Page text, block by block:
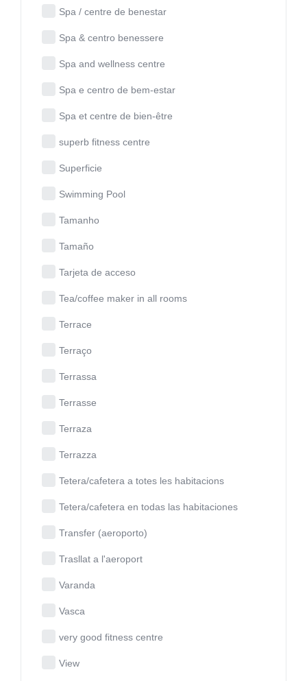
Spa / centre de benestar
Spa & centro benessere
Spa and wellness centre
Spa e centro de bem-estar
Spa et centre de bien-être
superb fitness centre
Superficie
Swimming Pool
Tamanho
Tamaño
Tarjeta de acceso
Tea/coffee maker in all rooms
Terrace
Terraço
Terrassa
Terrasse
Terraza
Terrazza
Tetera/cafetera a totes les habitacions
Tetera/cafetera en todas las habitaciones
Transfer (aeroporto)
Trasllat a l'aeroport
Varanda
Vasca
very good fitness centre
View